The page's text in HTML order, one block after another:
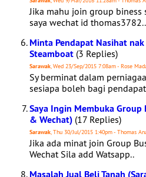
Jika mahu join group biness
saya wechat id thomas3782..
Minta Pendapat Nasihat
Steamboat (3 Replies)
Sarawak, Wed 23/Sep/2015 7:08am - Rose
Sy berminat dalam
sesiapa boleh bagi
Saya Ingin Membuka Group
& Wechat) (17 Replies)
Sarawak, Thu 30/Jul/2015 1:40pm - Thomas
Jika ada minat join Group
Wechat Sila add Watsapp..
Masalah Jual Beli Tanah